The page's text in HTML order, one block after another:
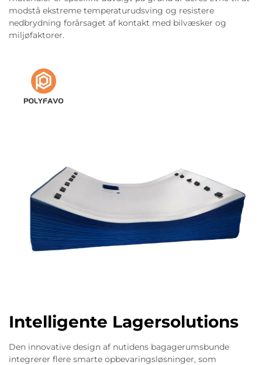
modstå ekstreme temperaturudsving og resistere
nedbrydning forårsaget af kontakt med bilvæsker og
miljøfaktorer.
Intelligente Lagersolutions
Den innovative design af nutidens bagagerumsbunde
integrerer flere smarte opbevaringsløsninger, som